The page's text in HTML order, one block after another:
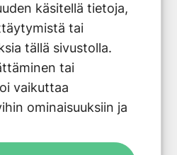
käsitellä tietoja,
tai
tällä sivustolla.
tai
vaikuttaa
ominaisuuksiin ja